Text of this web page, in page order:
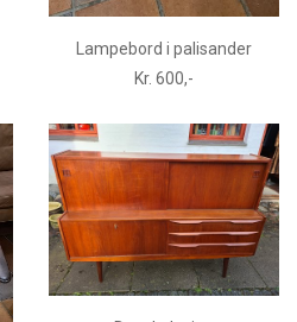
Lampebord i palisander
Kr. 600,-